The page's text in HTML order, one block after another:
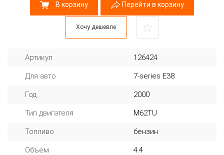
В корзину Перейти в корзину
Хочу дешевле
Артикул 126424
Для авто 7-series E38
Год 2000
Тип двигателя M62TU
Топливо бензин
Объем 4.4